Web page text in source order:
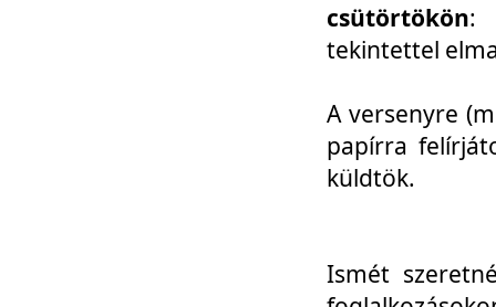
csütörtökön:
tekintettel
A versenyre
papírra
küldtök.
Ismét